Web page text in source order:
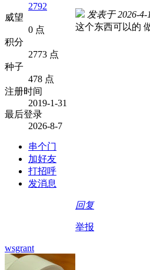
2792
威望
0 点
积分
2773 点
种子
478 点
注册时间
2019-1-31
最后登录
2026-8-7
串个门
加好友
打招呼
发消息
发表于 2026-
这个东西可以的
回复
举报
wsgrant